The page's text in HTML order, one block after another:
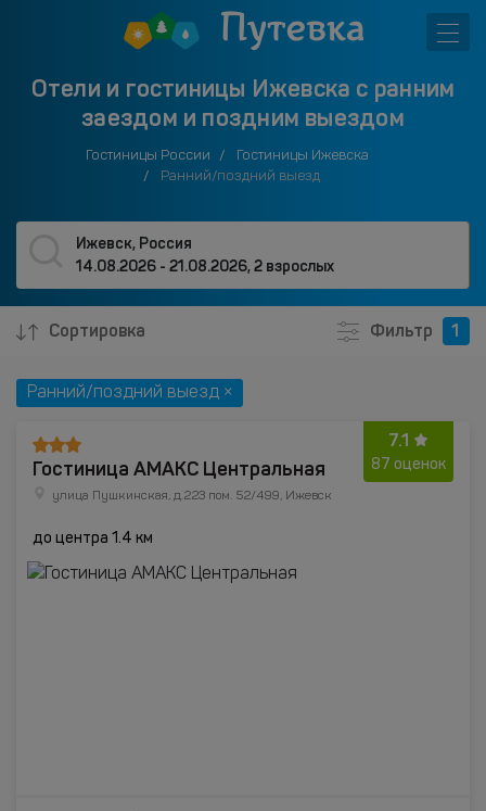
Отели и гостиницы Ижевска с ранним
заездом и поздним выездом
Гостиницы России
Гостиницы Ижевска
Ранний/поздний выезд
Ижевск, Россия
14.08.2026 - 21.08.2026,2 взрослых
Сортировка Фильтр 1
Ранний/поздний выезд ×
7.1
87 оценок
Гостиница АМАКС Центральная
улица Пушкинская, д.223 пом. 52/499, Ижевск
до центра 1.4 км